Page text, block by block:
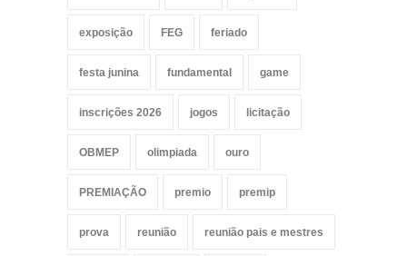
exposição FEG feriado
festa junina fundamental game
inscrições 2026 jogos licitação
OBMEP olimpiada ouro
PREMIAÇÃO premio premip
prova reunião reunião pais e mestres